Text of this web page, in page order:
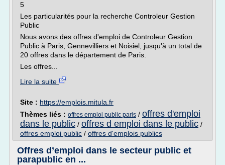
5
Les particularités pour la recherche Controleur Gestion
Public
Nous avons des offres d'emploi de Controleur Gestion
Public à Paris, Gennevilliers et Noisiel, jusqu'à un total de
20 offres dans le département de Paris.
Les offres...
Lire la suite
Site : https://emplois.mitula.fr
Thèmes liés : offres emploi public paris / offres d'emploi
dans le public / offres d emploi dans le public /
offres emploi public / offres d'emplois publics
Offres d’emploi dans le secteur public et
parapublic en ...